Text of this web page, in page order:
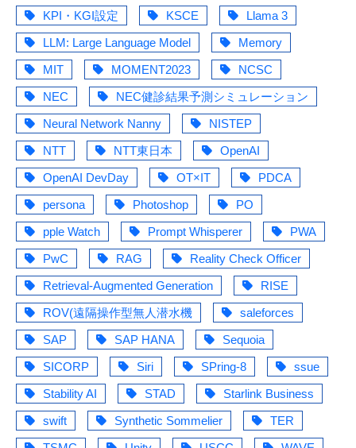
KPI・KGI設定
KSCE
Llama 3
LLM: Large Language Model
Memory
MIT
MOMENT2023
NCSC
NEC
NEC健診結果予測シミュレーション
Neural Network Nanny
NISTEP
NTT
NTT東日本
OpenAI
OpenAI DevDay
OT×IT
PDCA
persona
Photoshop
PO
pple Watch
Prompt Whisperer
PWA
PwC
RAG
Reality Check Officer
Retrieval-Augmented Generation
RISE
ROV(遠隔操作型無人潜水機
saleforces
SAP
SAP HANA
Sequoia
SICORP
Siri SPring-8
ssue
Stability AI
STAD
Starlink Business
swift
Synthetic Sommelier
TER